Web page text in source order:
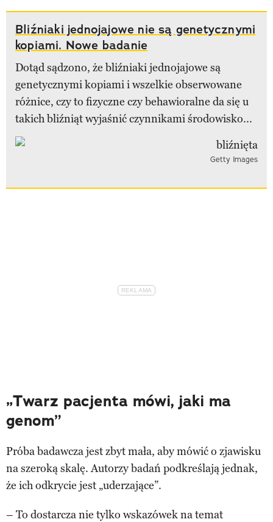
Bliźniaki jednojajowe nie są genetycznymi
kopiami. Nowe badanie
Dotąd sądzono, że bliźniaki jednojajowe są
genetycznymi kopiami i wszelkie obserwowane
różnice, czy to fizyczne czy behawioralne da się u
takich bliźniąt wyjaśnić czynnikami środowisko...
Getty Images
„Twarz pacjenta mówi, jaki ma
genom”
Próba badawcza jest zbyt mała, aby mówić o zjawisku
na szeroką skalę. Autorzy badań podkreślają jednak,
że ich odkrycie jest „uderzające”.
– To dostarcza nie tylko wskazówek na temat